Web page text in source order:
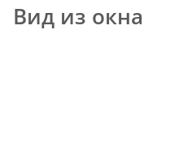
Вид из окна